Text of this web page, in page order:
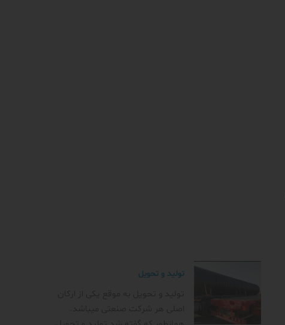
تولید و تحویل